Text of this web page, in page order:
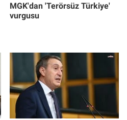
MGK'dan 'Terörsüz Türkiye'
vurgusu